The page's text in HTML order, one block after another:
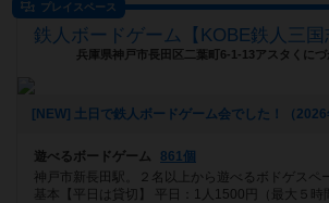
プレイスペース
鉄人ボードゲーム【KOBE鉄人三国
兵庫県神戸市長田区二葉町6-1-13アスタくに
遊べるボードゲーム
861個
神戸市新長田駅。２名以上から遊べるボドゲスペ
基本【平日は貸切】 平日：1人1500円（最大５時